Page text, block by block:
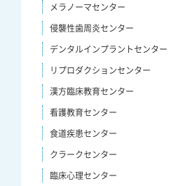
メラノーマセンター
侵襲性歯周炎センター
デンタルインプラントセンター
リプロダクションセンター
漢方臨床教育センター
看護教育センター
食道疾患センター
クラークセンター
臨床心理センター